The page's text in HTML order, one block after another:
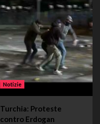
Notizie
Turchia: Proteste
contro Erdogan